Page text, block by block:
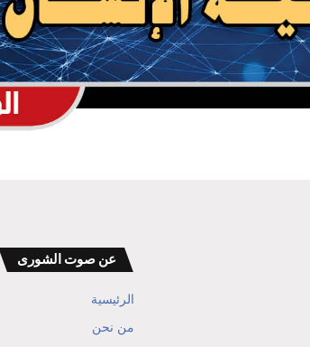
هيئة المواصفات تحذر المستهلكين من وجود
مكسرات فاسدة
عن صوت الشورى
الرئيسية
من نحن